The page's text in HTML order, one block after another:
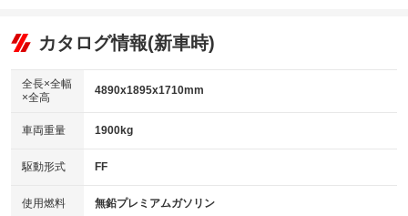
リフトアップ
：装備なし
：装備なし
パワーウィンドウ
アイドリングストップ
：装備あり
USB入力端子
：装備あり
100V電源
：装備あり
ビジュアル：ブルーレイ再生／DVD再生
：装備あり
アルミホイール：20インチ
：装備あり
HID(キセノンライト)
バックカメラ
カタログ情報(新車時)
全長×全幅
×全高
4890x1895x1710mm
車両重量 1900kg
駆動形式 FF
使用燃料 無鉛プレミアムガソリン